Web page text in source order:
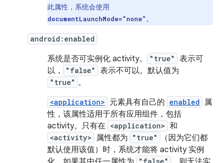
此属性，系统会使用
documentLaunchMode="none"。
android:enabled
系统是否可实例化 activity。 "true"
表示可
以，
"false" 表示不可以。默认值为
"true" 。
<application> 元素具有自己的 enabled 属
性，该属性适用于所有应用组件，包括
activity。只有在 <application> 和
<activity> 属性都为 "true"
（因为它们都
默认使用该值）时，系统才能将 activity 实例